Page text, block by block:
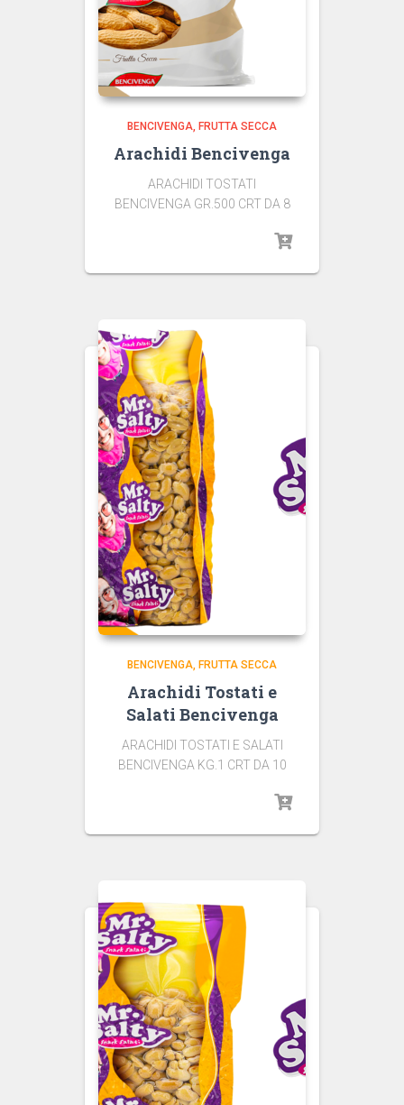
BENCIVENGA FRUTTA SECCA
Arachidi Bencivenga
ARACHIDI TOSTATI
BENCIVENGA GR.500 CRT DA 8
BENCIVENGA FRUTTA SECCA
Arachidi Tostati e
Salati Bencivenga
ARACHIDI TOSTATI E SALATI
BENCIVENGA KG.1 CRT DA 10